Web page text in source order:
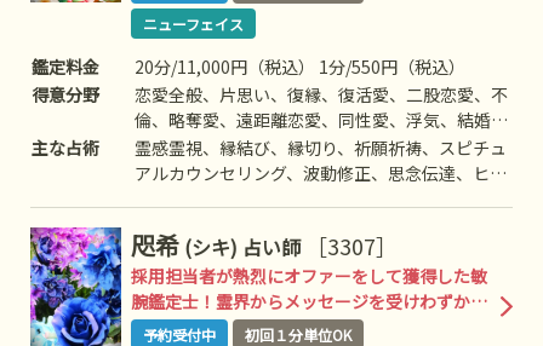
ニューフェイス
鑑定料金
20分/11,000円（税込） 1分/550円（税込）
得意分野
恋愛全般、片思い、復縁、復活愛、二股恋愛、不
倫、略奪愛、遠距離恋愛、同性愛、浮気、結婚、
離婚、夫婦問題、家族/家庭問題、介護、引っ越
し、人間関係、仕事全般、適職、経営、進路、相
主な占術
霊感霊視、縁結び、縁切り、祈願祈祷、スピチュ
アルカウンセリング、波動修正、思念伝達、ヒー
ト、西洋占星術など
咫希 (シキ) 占い師 ［3307］
採用担当者が熱烈にオファーをして獲得した敏
腕鑑定士！霊界からメッセージを受けわずかな
可能性からも成就へ導く極上鑑定術！
予約受付中
初回１分単位OK